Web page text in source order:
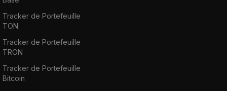
Tracker de Portefeuille
TON
Tracker de Portefeuille
TRON
Tracker de Portefeuille
Bitcoin